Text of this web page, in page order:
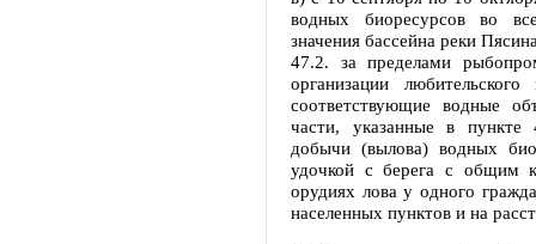
водных биоресурсов во
значения бассейна реки
47.2. за пределами
организации
соответствующие водные
части, указанные в пункте
добычи (вылова) водных
удочкой с берега с общим
орудиях лова у одного
населенных пунктов и на